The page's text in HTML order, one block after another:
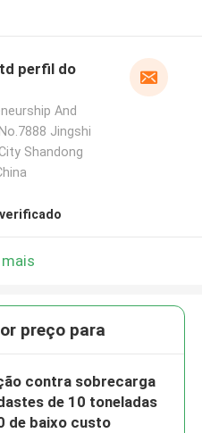
perfil do
And
Jingshi
Shandong
preço para
contra sobrecarga
de 10 toneladas
de baixo custo